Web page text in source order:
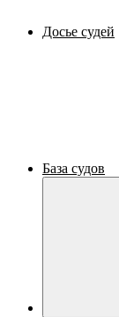
Досье судей
База судов